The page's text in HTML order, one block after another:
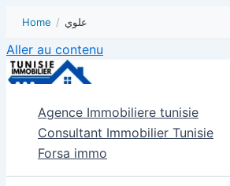
Home / علوي
Aller au contenu
Agence Immobiliere tunisie
Consultant Immobilier Tunisie
Forsa immo